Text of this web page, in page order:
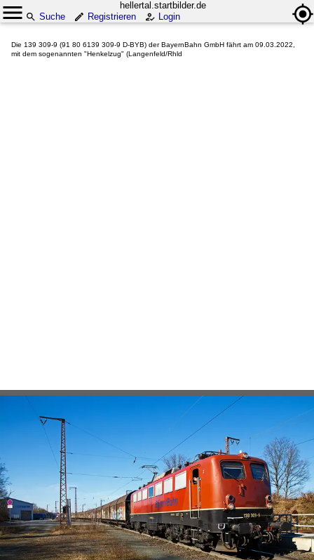
hellertal.startbilder.de
Suche
Registrieren Login
Die 139 309-9 (91 80 6139 309-9 D-BYB) der BayernBahn GmbH fährt am 09.03.2022,
mit dem sogenannten "Henkelzug" (Langenfeld/Rhld